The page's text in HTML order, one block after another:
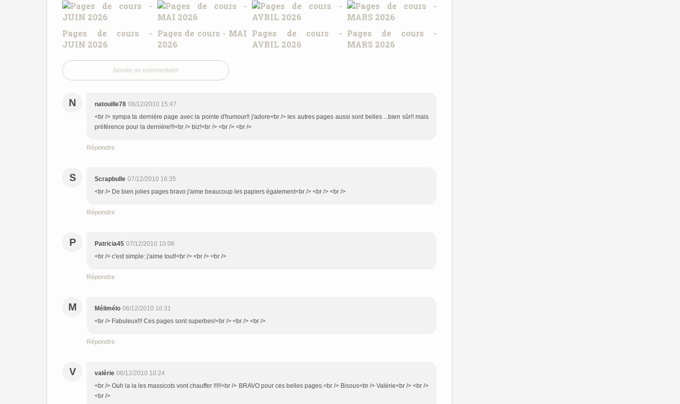
Pages de cours -
JUIN 2026
Pages de cours - MAI
2026
Pages de cours -
AVRIL 2026
Pages de cours -
MARS 2026
Ajouter un commentaire
N natouille78 08/12/2010 15:47
<br /> sympa ta dernière page avec la pointe d'humour!! j'adore<br /> les autres pages aussi sont belles ...bien sûr!! mais
préférence pour la dernière!!!<br /> biz!<br /> <br /> <br />
Répondre
S Scrapbulle 07/12/2010 16:35
<br /> De bien jolies pages bravo j'aime beaucoup les papiers également<br /> <br /> <br />
Répondre
P Patricia45 07/12/2010 10:06
<br /> c'est simple: j'aime tout!<br /> <br /> <br />
Répondre
M Mélimélo 06/12/2010 16:31
<br /> Fabuleux!!! Ces pages sont superbes!<br /> <br /> <br />
Répondre
V valérie 06/12/2010 10:24
<br /> Ouh la la les massicots vont chauffer !!!!!<br /> BRAVO pour ces belles pages.<br /> Bisous<br /> Valérie<br /> <br />
<br />